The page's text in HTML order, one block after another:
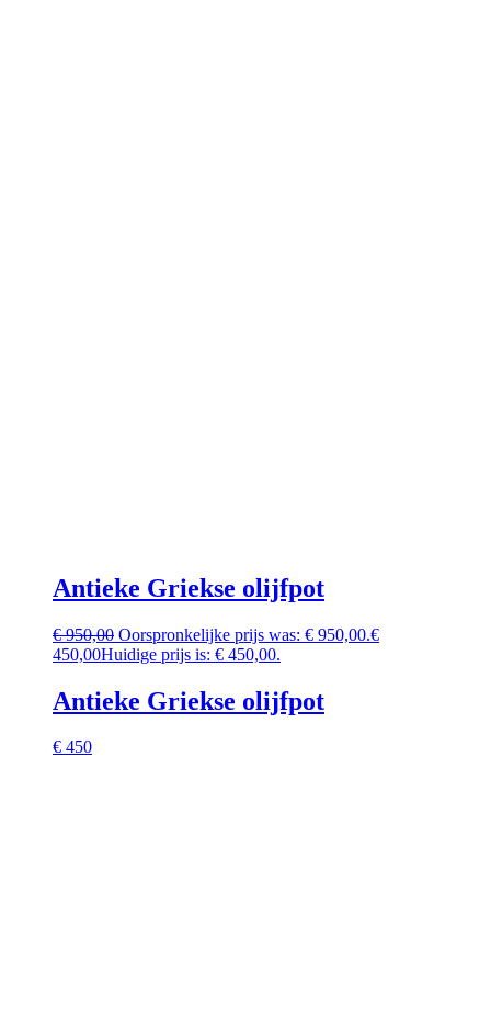
Antieke Griekse olijfpot
€950,00 Oorspronkelijke prijs was: € 950,00.€
450,00Huidige prijs is: € 450,00.
Antieke Griekse olijfpot
€ 450